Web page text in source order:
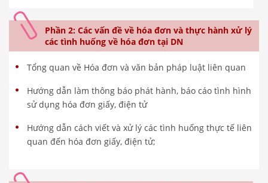
Phần 2: Các vấn đề về hóa đơn và thực hành xử lý
các tình huống về hóa đơn tại DN
Tổng quan về Hóa đơn và văn bản pháp luật liên quan
Hướng dẫn làm thông báo phát hành, báo cáo tình hình
sử dụng hóa đơn giấy, điện tử
Hướng dẫn cách viết và xử lý các tình huống thực tế liên
quan đến hóa đơn giấy, điện tử;